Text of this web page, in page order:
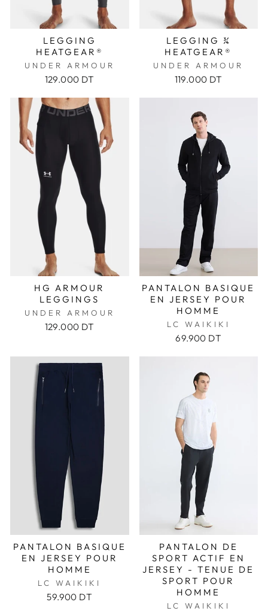
LEGGING
HEATGEAR®
UNDER ARMOUR
129.000 DT
LEGGING ¾
HEATGEAR®
UNDER ARMOUR
119.000 DT
HG ARMOUR
LEGGINGS
UNDER ARMOUR
129.000 DT
PANTALON BASIQUE
EN JERSEY POUR
HOMME
LC WAIKIKI
69.900 DT
PANTALON BASIQUE
EN JERSEY POUR
HOMME
LC WAIKIKI
59.900 DT
PANTALON DE
SPORT ACTIF EN
JERSEY - TENUE DE
SPORT POUR
HOMME
LC WAIKIKI